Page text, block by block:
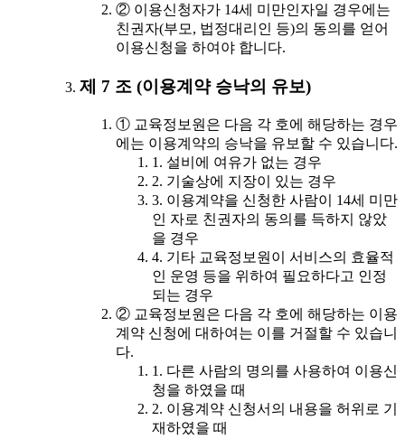
② 이용신청자가 14세 미만인자일 경우에는
친권자(부모, 법정대리인 등)의 동의를 얻어
이용신청을 하여야 합니다.
제 7 조 (이용계약 승낙의 유보)
① 교육정보원은 다음 각 호에 해당하는 경우
에는 이용계약의 승낙을 유보할 수 있습니다.
1. 설비에 여유가 없는 경우
2. 기술상에 지장이 있는 경우
3. 이용계약을 신청한 사람이 14세 미만
인 자로 친권자의 동의를 득하지 않았
을 경우
4. 기타 교육정보원이 서비스의 효율적
인 운영 등을 위하여 필요하다고 인정
되는 경우
② 교육정보원은 다음 각 호에 해당하는 이용
계약 신청에 대하여는 이를 거절할 수 있습니
다.
1. 다른 사람의 명의를 사용하여 이용신
청을 하였을 때
2. 이용계약 신청서의 내용을 허위로 기
재하였을 때